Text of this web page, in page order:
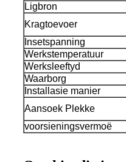
Ligbron
Kragtoevoer
Insetspanning
Werkstemperatuur
Werksleeftyd
Waarborg
Installasie manier
Aansoek Plekke
voorsieningsvermoë